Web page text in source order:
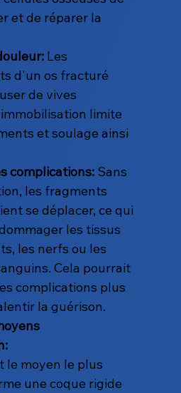
et de réparer la
Les
d'un os fracturé
de vives
limite
et soulage ainsi
complications: Sans
les fragments
se déplacer, ce qui
les tissus
les nerfs ou les
Cela pourrait
complications plus
la guérison.
le moyen le plus
une coque rigide